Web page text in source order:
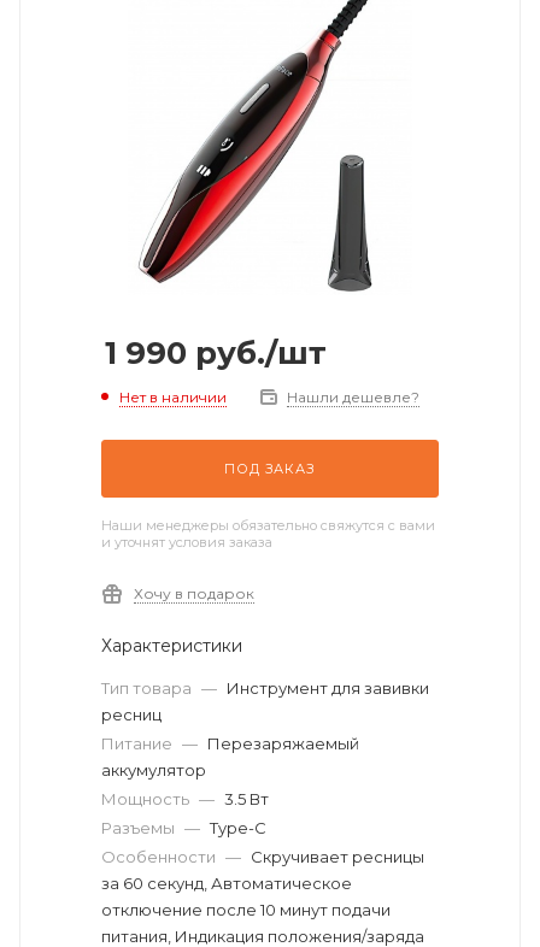
1 990 руб./шт
Нет в наличии Нашли дешевле?
ПОД ЗАКАЗ
Наши менеджеры обязательно свяжутся с вами
и уточнят условия заказа
Хочу в подарок
Характеристики
Тип товара — Инструмент для завивки
ресниц
Питание — Перезаряжаемый
аккумулятор
Мощность — 3.5 Вт
Разъемы — Type-C
Особенности — Скручивает ресницы
за 60 секунд, Автоматическое
отключение после 10 минут подачи
питания, Индикация положения/заряда